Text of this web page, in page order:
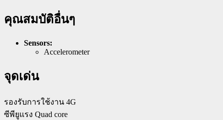
คุณสมบัติอื่นๆ
Sensors:
Accelerometer
จุดเด่น
รองรับการใช้งาน 4G
ซีพียูแรง Quad core